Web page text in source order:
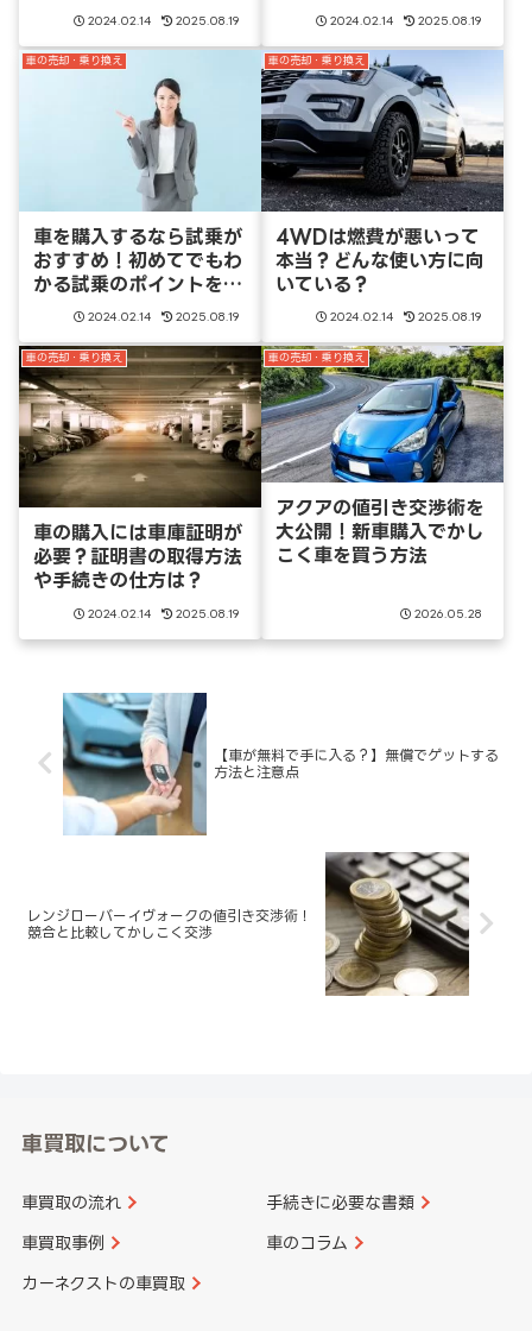
2024.02.14 2025.08.19 2024.02.14 2025.08.19
車の売却・乗り換え
車を購入するなら試乗が
おすすめ！初めてでもわ
かる試乗のポイントを確
認しよう2024.02.14 2025.08.19
車の売却・乗り換え
4WDは燃費が悪いって
本当？どんな使い方に向
いている？
2024.02.14 2025.08.19
車の売却・乗り換え
車の購入には車庫証明が
必要？証明書の取得方法
や手続きの仕方は？
2024.02.14 2025.08.19
車の売却・乗り換え
アクアの値引き交渉術を
大公開！新車購入でかし
こく車を買う方法
2026.05.28
【車が無料で手に入る？】無償でゲットする
方法と注意点
レンジローバーイヴォークの値引き交渉術！
競合と比較してかしこく交渉
車買取について
車買取の流れ 手続きに必要な書類
車買取事例 車のコラム
カーネクストの車買取